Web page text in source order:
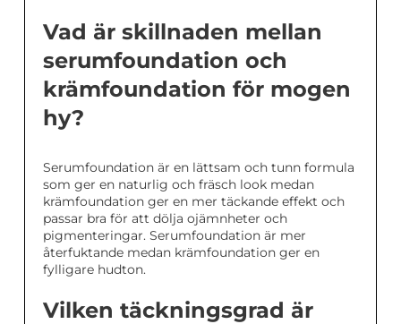
Vad är skillnaden mellan
serumfoundation och
krämfoundation för mogen
hy?
Serumfoundation är en lättsam och tunn formula
som ger en naturlig och fräsch look medan
krämfoundation ger en mer täckande effekt och
passar bra för att dölja ojämnheter och
pigmenteringar. Serumfoundation är mer
återfuktande medan krämfoundation ger en
fylligare hudton.
Vilken täckningsgrad är